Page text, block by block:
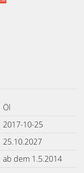
Öl
2017-10-25
25.10.2027
ab dem 1.5.2014